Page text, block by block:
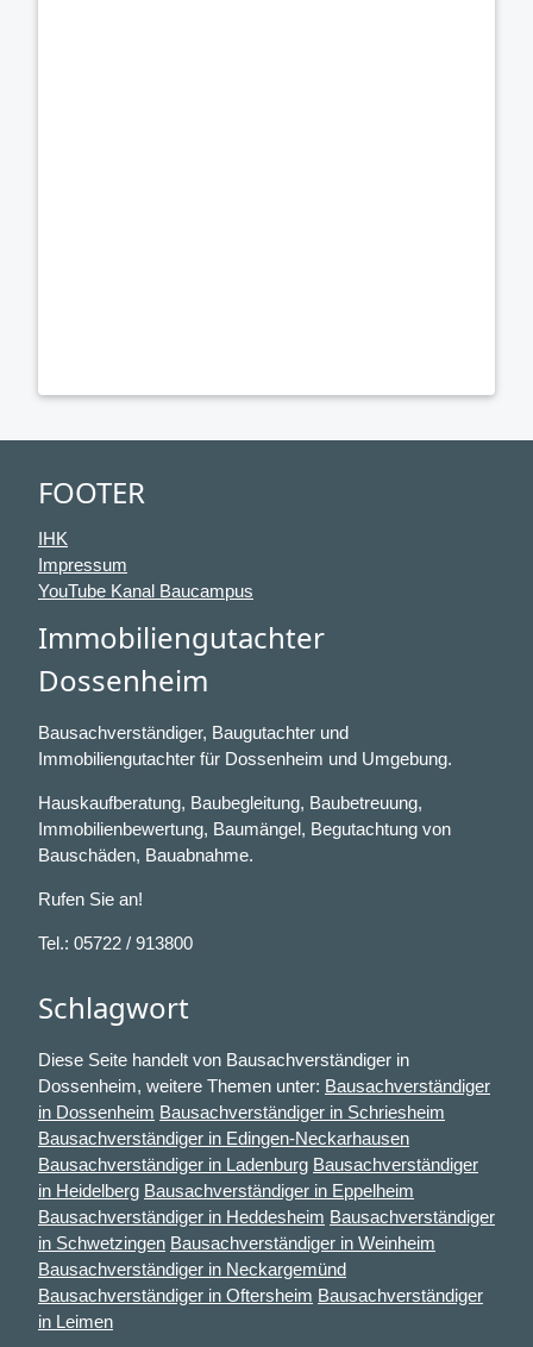
FOOTER
IHK
Impressum
YouTube Kanal Baucampus
Immobiliengutachter
Dossenheim
Bausachverständiger, Baugutachter und
Immobiliengutachter für Dossenheim und Umgebung.
Hauskaufberatung, Baubegleitung, Baubetreuung,
Immobilienbewertung, Baumängel, Begutachtung von
Bauschäden, Bauabnahme.
Rufen Sie an!
Tel.: 05722 / 913800
Schlagwort
Diese Seite handelt von Bausachverständiger in
Dossenheim, weitere Themen unter: Bausachverständiger
in Dossenheim Bausachverständiger in Schriesheim
Bausachverständiger in Edingen-Neckarhausen
Bausachverständiger in Ladenburg Bausachverständiger
in Heidelberg Bausachverständiger in Eppelheim
Bausachverständiger in Heddesheim Bausachverständiger
in Schwetzingen Bausachverständiger in Weinheim
Bausachverständiger in Neckargemünd
Bausachverständiger in Oftersheim Bausachverständiger
in Leimen